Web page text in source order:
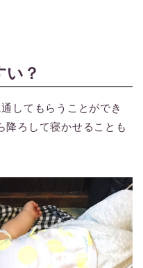
い？
してもらうことができ
降ろして寝かせることも